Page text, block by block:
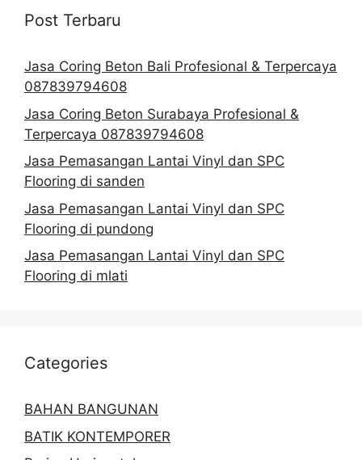
Post Terbaru
Jasa Coring Beton Bali Profesional & Terpercaya
087839794608
Jasa Coring Beton Surabaya Profesional &
Terpercaya 087839794608
Jasa Pemasangan Lantai Vinyl dan SPC
Flooring di sanden
Jasa Pemasangan Lantai Vinyl dan SPC
Flooring di pundong
Jasa Pemasangan Lantai Vinyl dan SPC
Flooring di mlati
Categories
BAHAN BANGUNAN
BATIK KONTEMPORER